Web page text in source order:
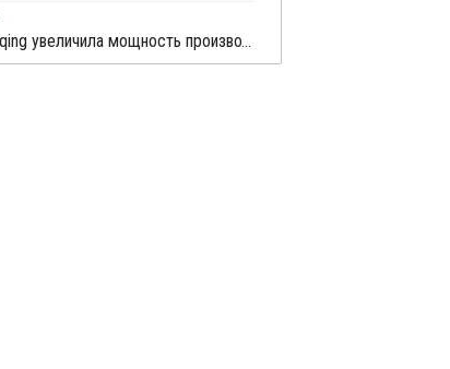
Sinopec Chongqing увеличила мощность производства ПВС до 210 тысяч тонн